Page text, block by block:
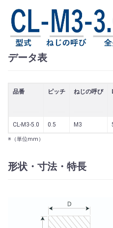
データ表
品番 ピッチ ねじの呼び
CL-M3-5.0 0.5 M3
※（単位mm）
形状・寸法・特長